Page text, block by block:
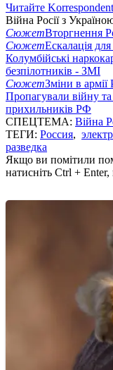
Читайте
Війна Росії з
СюжетВторгнення
СюжетЕскалація
Колумбійські
безпілотників - ЗМІ
СюжетЗміни в
Пропагували війну
прихильників РФ
СПЕЦТЕМА: Війна
ТЕГИ: Россия,
разведка
Якщо ви помітили
натисніть Ctrl +